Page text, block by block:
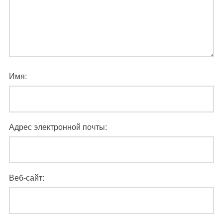
Имя:
Адрес электронной почты:
Веб-сайт: